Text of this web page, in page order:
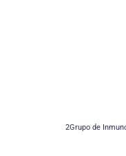
2Grupo de